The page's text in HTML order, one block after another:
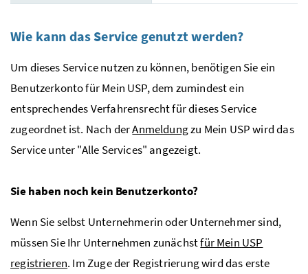
Wie kann das Service genutzt werden?
Um dieses Service nutzen zu können, benötigen Sie ein
Benutzerkonto für Mein USP, dem zumindest ein
entsprechendes Verfahrensrecht für dieses Service
zugeordnet ist. Nach derAnmeldungzu Mein USPwird das
Service unter "Alle Services" angezeigt.
Sie haben noch kein Benutzerkonto?
Wenn Sie selbst Unternehmerin oder Unternehmer sind,
müssen Sie Ihr Unternehmen zunächstfür Mein USP
registrieren. Im Zuge der Registrierung wird das erste